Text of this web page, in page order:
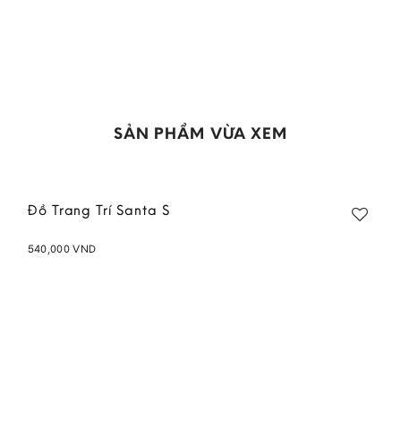
SẢN PHẨM VỪA XEM
Đồ Trang Trí Santa S
540,000VND